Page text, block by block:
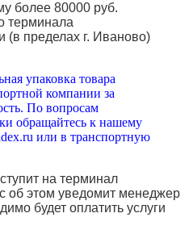
более 80000 руб.
терминала
(в пределах г. Иваново)
упаковка товара
компании за
По вопросам
обращайтесь к нашему
или в транспортную
на терминал
об этом уведомит менеджер
будет оплатить услуги